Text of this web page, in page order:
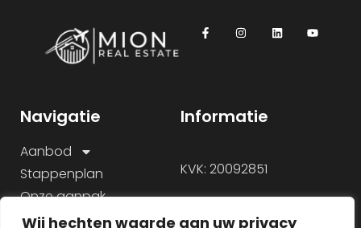
Wij hechten waarde aan uw privacy
Navigatie
Aanbod
Stappenplan
Onze aanpak
Over ons
Informatie
KVK: 20092851